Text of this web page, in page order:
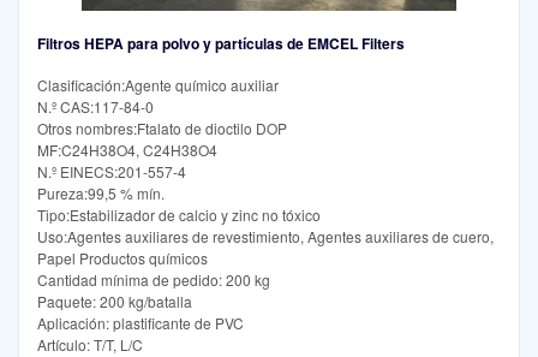
Filtros HEPA para polvo y partículas de EMCEL Filters
Clasificación:Agente químico auxiliar
N.º CAS:117-84-0
Otros nombres:Ftalato de dioctilo DOP
MF:C24H38O4, C24H38O4
N.º EINECS:201-557-4
Pureza:99,5 % mín.
Tipo:Estabilizador de calcio y zinc no tóxico
Uso:Agentes auxiliares de revestimiento, Agentes auxiliares de cuero,
Papel Productos químicos
Cantidad mínima de pedido: 200 kg
Paquete: 200 kg/batalla
Aplicación: plastificante de PVC
Artículo: T/T, L/C